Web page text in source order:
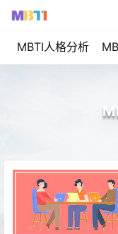
MBTI人格分析